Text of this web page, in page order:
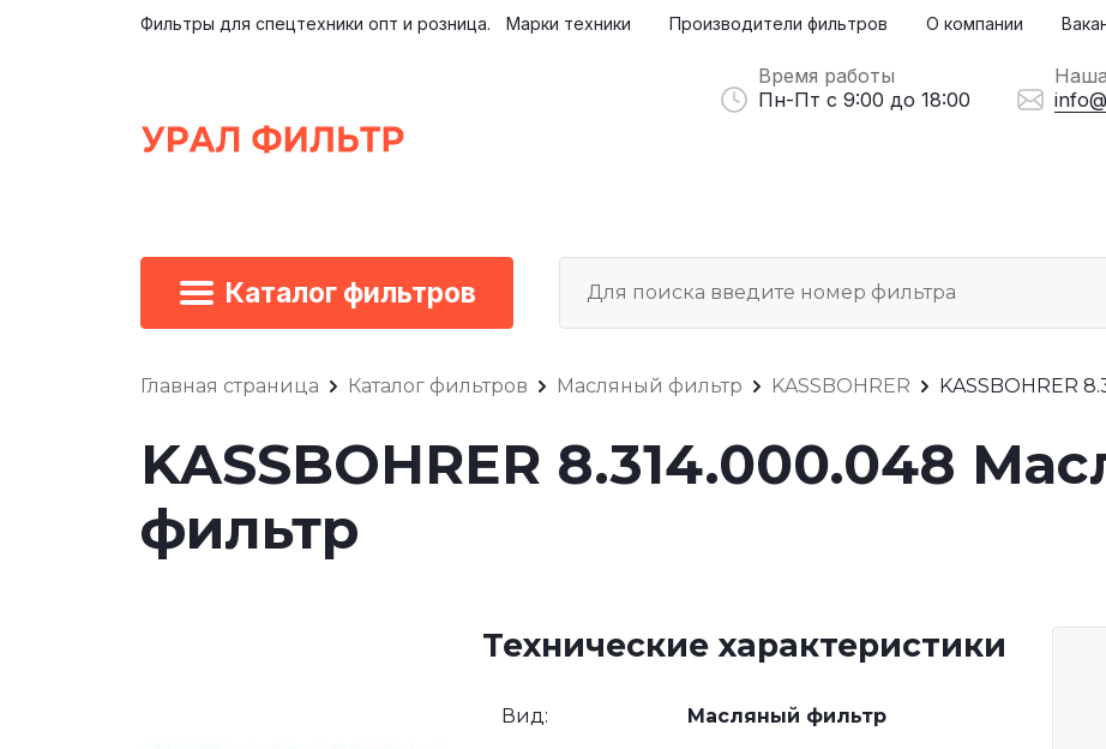
Каталог фильтров
Фильтры для спецтехники опт и розница. Марки техники Производители фильтров О компании
Время работы
Пн-Пт с 9:00 до 18:00
Главная страница Каталог фильтров Масляный фильтр KASSBOHRER KASSBOHRER
KASSBOHRER 8.314.000.048
фильтр
Технические характеристики
Вид: Масляный фильтр